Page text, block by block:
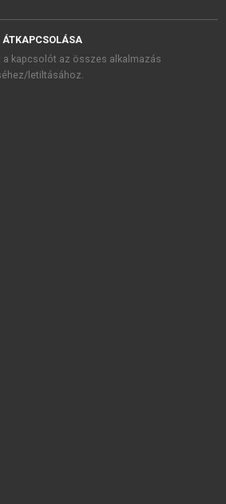
ÁTKAPCSOLÁSA
a kapcsolót az összes alkalmazás
letiltásához.